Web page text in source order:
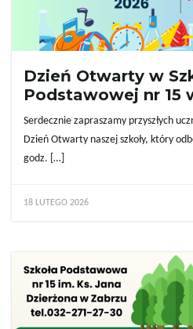
Dzień Otwarty w
Podstawowej nr 15
Serdecznie zapraszamy przyszłych
Dzień Otwarty naszej szkoły, który
godz. […]
18 LUTEGO 2026